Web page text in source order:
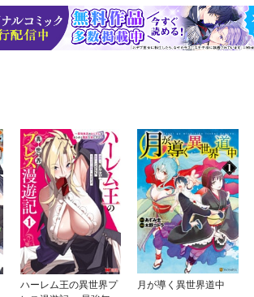
ハーレム王の異世界プ
月が導く異世界道中